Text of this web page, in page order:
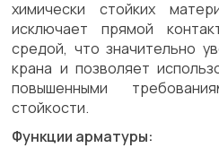
химически стойких
исключает прямой
средой, что значительно
крана и позволяет
повышенными
стойкости.
Функции арматуры: